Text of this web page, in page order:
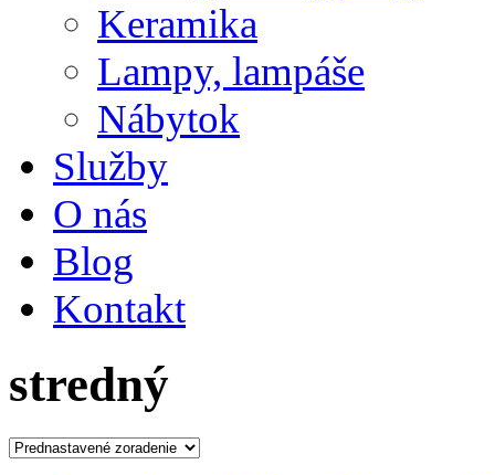
Keramika
Lampy, lampáše
Nábytok
Služby
O nás
Blog
Kontakt
stredný